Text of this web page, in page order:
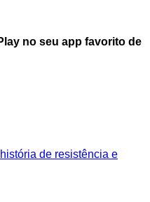
no seu app favorito de